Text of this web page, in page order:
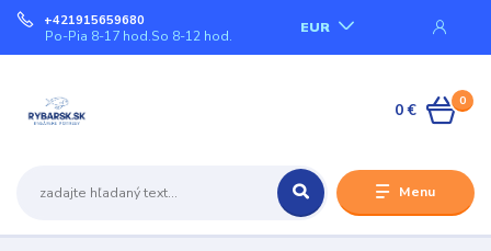
Menu
EUR
+421915659680
Po-Pia 8-17 hod.So 8-12 hod.
0
0 €